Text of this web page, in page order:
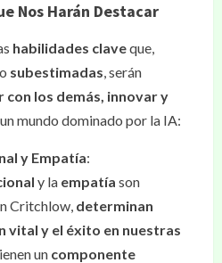
Nos Harán Destacar
habilidades claveque,
subestimadas, serán
con los demás, innovar y
mundo dominado por la IA:
y Empatía:
y la empatía son
Critchlow, determinan
vital y el éxito en nuestras
un componente